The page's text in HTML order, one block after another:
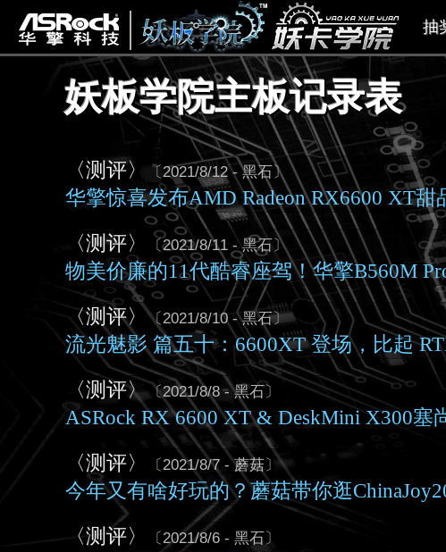
抽
妖板学院主板记录表
〈测评〉 〔2021/8/12 - 黑石〕
华擎惊喜发布AMD Radeon RX6600 XT甜
〈测评〉 〔2021/8/11 - 黑石〕
物美价廉的11代酷睿座驾！华擎B560M
〈测评〉〔2021/8/10 - 黑石〕
流光魅影 篇五十：6600XT 登场，比起
〈测评〉〔2021/8/8 - 黑石〕
ASRock RX 6600 XT & DeskMini X300塞
〈测评〉 〔2021/8/7 - 蘑菇〕
今年又有啥好玩的？蘑菇带你逛
〈测评〉 〔2021/8/6 - 黑石〕